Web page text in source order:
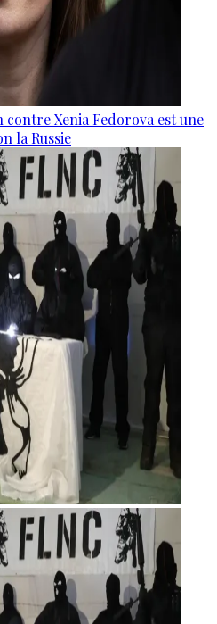
Xenia Fedorova est une
la Russie